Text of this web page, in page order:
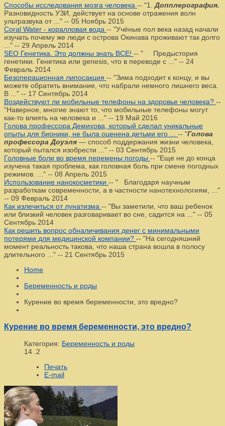
Способы исследования мозга человека -- "1. Допплерография.
Разновидность УЗИ, действует на основе отражения волн
ультразвука от ..." -- 05 Ноябрь 2015
Coral Water - коралловая вода -- "Учёные пол века назад начали
изучать почему же люди с острова Окинава проживают так долго
..." -- 29 Апрель 2014
SEO Генетика. Это должны знать ВСЕ! -- " Предыстория
генетики. Генетика или genesis, что в переводе с ..." -- 24
Февраль 2014
Безоперационная липосакция -- "Зима подходит к концу, и вы
можете обратить внимание, что набрали немного лишнего веса.
В ..." -- 17 Сентябрь 2014
Воздействуют ли мобильные телефоны на здоровье человека? --
"Наверное, многие знают то, что мобильные телефоны могут
как-то влиять на человека и ..." -- 19 Май 2016
Голова профессора Демихова, который сделал уникальные
опыты для бионики, не была оценена детьми его ... -- "Голова
профессора Доуэля — способ поддержания жизни человека,
который пытался изобрести ..." -- 03 Сентябрь 2015
Головные боли во время перемены погоды -- "Еще не до конца
изучена такая проблема, как головная боль при смене погодных
режимов. ..." -- 08 Апрель 2015
Использование нанокосметики -- " Благодаря научным
разработкам современности, а в частности нанотехнологиям, ..."
-- 09 Февраль 2014
Как излечиться от лунатизма -- "Вы заметили, что ваш ребенок
или близкий человек разговаривает во сне, садится на ..." -- 05
Сентябрь 2014
Как решить вопрос обналичивания денег с минимальными
потерями для медицинской компании? -- "На сегодняшний
момент реальность такова, что наша страна вошла в полосу
длительного ..." -- 21 Сентябрь 2015
Home
Беременность и роды
Курение во время беременности, это вредно?
Курение во время беременности, это вредно?
Категория: Беременность и роды
14 .2
Печать
E-mail